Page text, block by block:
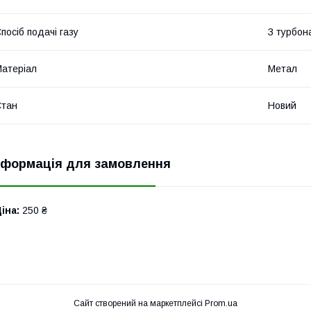
подачі газу З
Метал
Новий
для замовлення
250 ₴
Сайт створений на маркетплейсі Prom.ua